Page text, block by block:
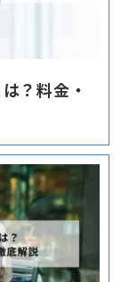
？料金・